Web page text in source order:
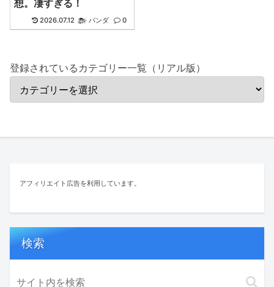
想。凄すぎる！
2026.07.12 パンダ 0
登録されているカテゴリー一覧（リアル版）
アフィリエイト広告を利用しています。
検索